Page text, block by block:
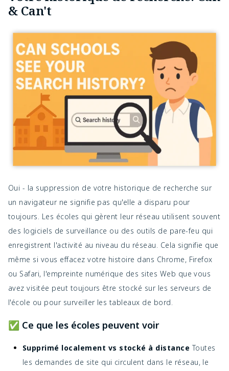
& Can't
Oui - la suppression de votre historique de recherche sur
un navigateur ne signifie pas qu'elle a disparu pour
toujours. Les écoles qui gèrent leur réseau utilisent souvent
des logiciels de surveillance ou des outils de pare-feu qui
enregistrent l'activité au niveau du réseau. Cela signifie que
même si vous effacez votre histoire dans Chrome, Firefox
ou Safari, l'empreinte numérique des sites Web que vous
avez visitée peut toujours être stocké sur les serveurs de
l'école ou pour surveiller les tableaux de bord.
✅ Ce que les écoles peuvent voir
Supprimé localement vs stocké à distance Toutes
les demandes de site qui circulent dans le réseau, le